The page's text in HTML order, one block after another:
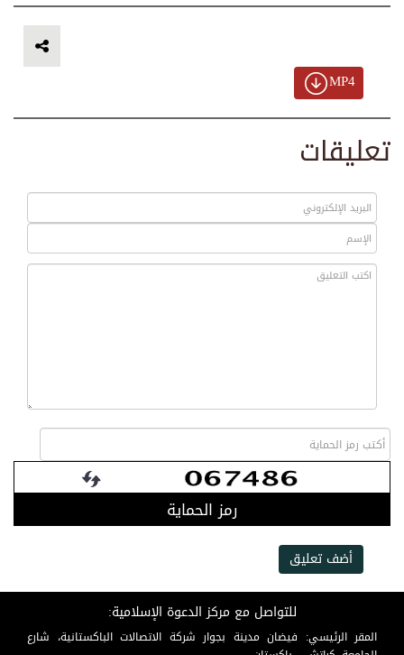
MP4
تعليقات
رمز الحماية
أضف تعليق
للتواصل مع مركز الدعوة الإسلامية:
المقر الرئيسي: فيضان مدينة بجوار شركة الاتصالات الباكستانية، شارع